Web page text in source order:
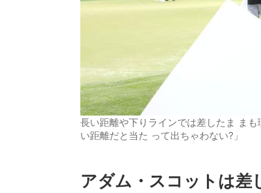
長い距離や下りラインでは差したま ま
い距離だと当た って出ちゃわない?」
アダム・スコットは差